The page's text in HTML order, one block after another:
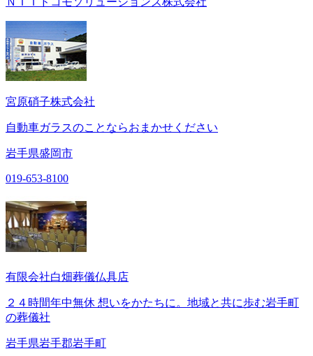
宮原硝子株式会社
自動車ガラスのことならおまかせください
岩手県盛岡市
019-653-8100
有限会社白畑葬儀仏具店
２４時間年中無休 想いをかたちに。地域と共に歩む岩手町
の葬儀社
岩手県岩手郡岩手町